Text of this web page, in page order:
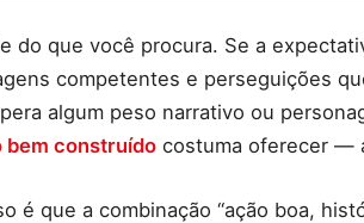
do que você procura. Se a
competentes e perseguições
algum peso narrativo ou
bem construído costuma oferecer —
é que a combinação “ação boa,